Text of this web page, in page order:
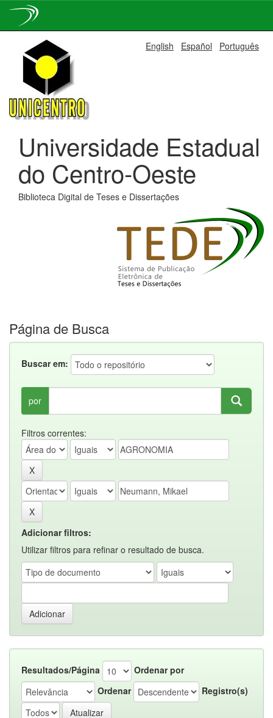
navigation
English Español Português
Universidade Estadual
do Centro-Oeste
Biblioteca Digital de Teses e Dissertações
Página de Busca
Buscar em:
por
Filtros correntes:
Adicionar filtros:
Utilizar filtros para refinar o resultado de busca.
Resultados/Página
Ordenar por
Ordenar
Registro(s)